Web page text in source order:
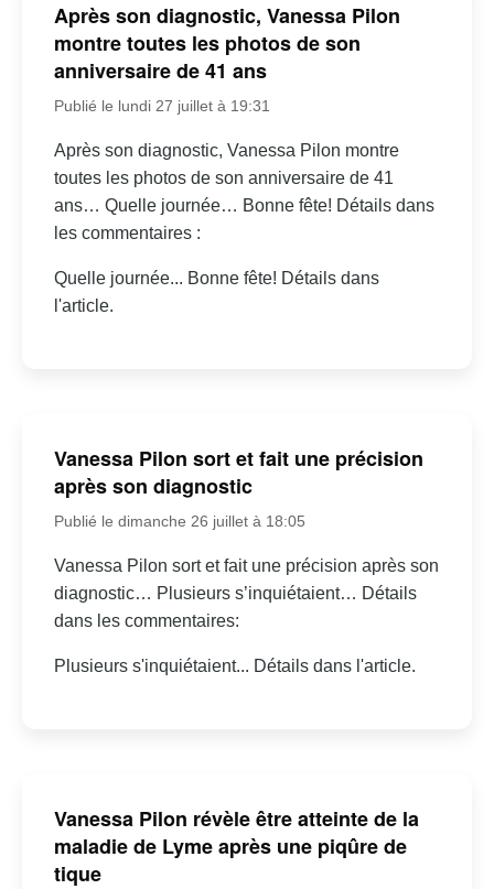
Après son diagnostic, Vanessa Pilon
montre toutes les photos de son
anniversaire de 41 ans
Publié le lundi 27 juillet à 19:31
Après son diagnostic, Vanessa Pilon montre
toutes les photos de son anniversaire de 41
ans… Quelle journée… Bonne fête! Détails dans
les commentaires :
Quelle journée... Bonne fête! Détails dans
l'article.
Vanessa Pilon sort et fait une précision
après son diagnostic
Publié le dimanche 26 juillet à 18:05
Vanessa Pilon sort et fait une précision après son
diagnostic… Plusieurs s’inquiétaient… Détails
dans les commentaires:
Plusieurs s'inquiétaient... Détails dans l'article.
Vanessa Pilon révèle être atteinte de la
maladie de Lyme après une piqûre de
tique